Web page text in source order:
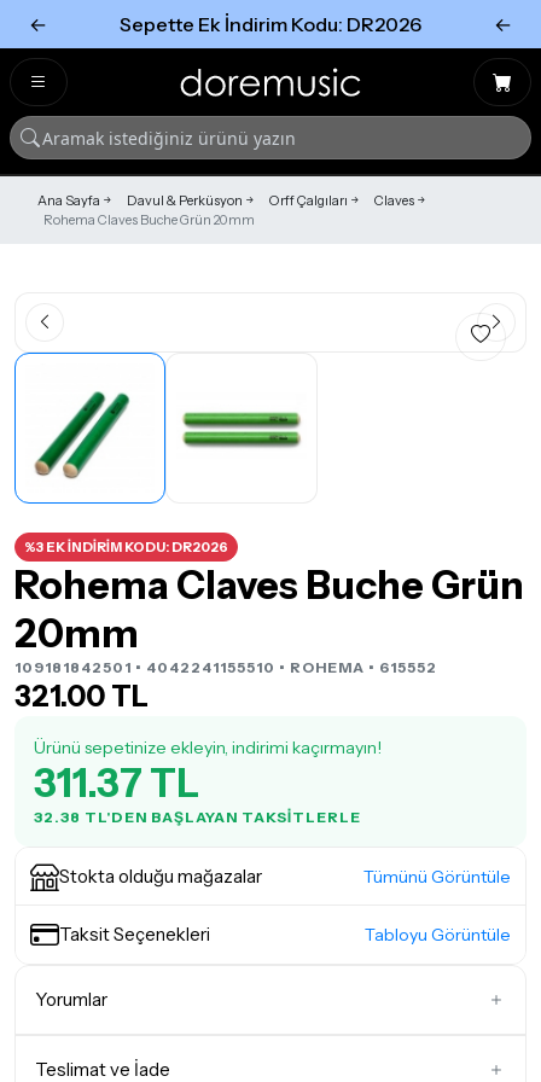
← Sepette Ek İndirim Kodu: DR2026 ←
Ana Sayfa Davul & Perküsyon Orff Çalgıları
Claves
Rohema Claves Buche Grün 20mm
%3 EK İNDİRİM KODU: DR2026
Rohema Claves Buche Grün
20mm
109181842501 • 4042241155510 • ROHEMA • 615552
321.00 TL
Ürünü sepetinize ekleyin, indirimi kaçırmayın!
311.37 TL
32.38 TL'DEN BAŞLAYAN TAKSITLERLE
Stokta olduğu mağazalar Tümünü Görüntüle
Taksit Seçenekleri Tabloyu Görüntüle
Yorumlar
Teslimat ve İade
Tümünü Gör
Tümünü gör